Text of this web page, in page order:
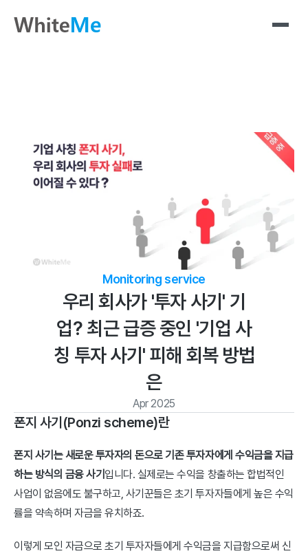
Monitoring service
우리 회사가 '투자 사기' 기
업? 최근 급증 중인 '기업 사
칭 투자 사기' 피해 회복 방법
은
Apr 2025
폰지 사기(Ponzi scheme)란
폰지 사기는 새로운 투자자의 돈으로 기존 투자자에게 수익금을 지급
하는 방식의 금융 사기 입니다. 실제로는 수익을 창출하는 합법적인
사업이 없음에도 불구하고, 사기꾼들은 초기 투자자들에게 높은 수익
률을 약속하며 자금을 유치하죠.
이렇게 모인 자금으로 초기 투자자들에게 수익금을 지급함으로써 신